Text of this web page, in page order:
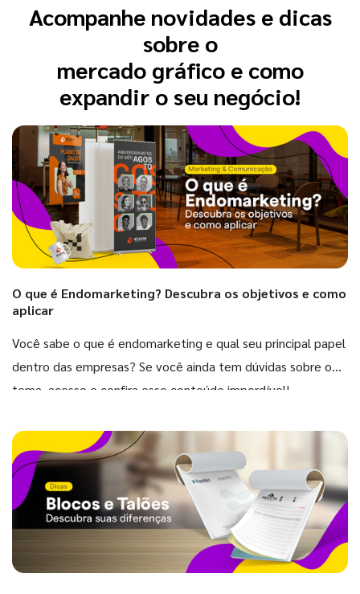
Acompanhe novidades e dicas
sobre o
mercado gráfico e como
expandir o seu negócio!
O que é Endomarketing? Descubra os objetivos e como
aplicar
Você sabe o que é endomarketing e qual seu principal papel
dentro das empresas? Se você ainda tem dúvidas sobre o
tema, acesse e confira esse conteúdo imperdível!